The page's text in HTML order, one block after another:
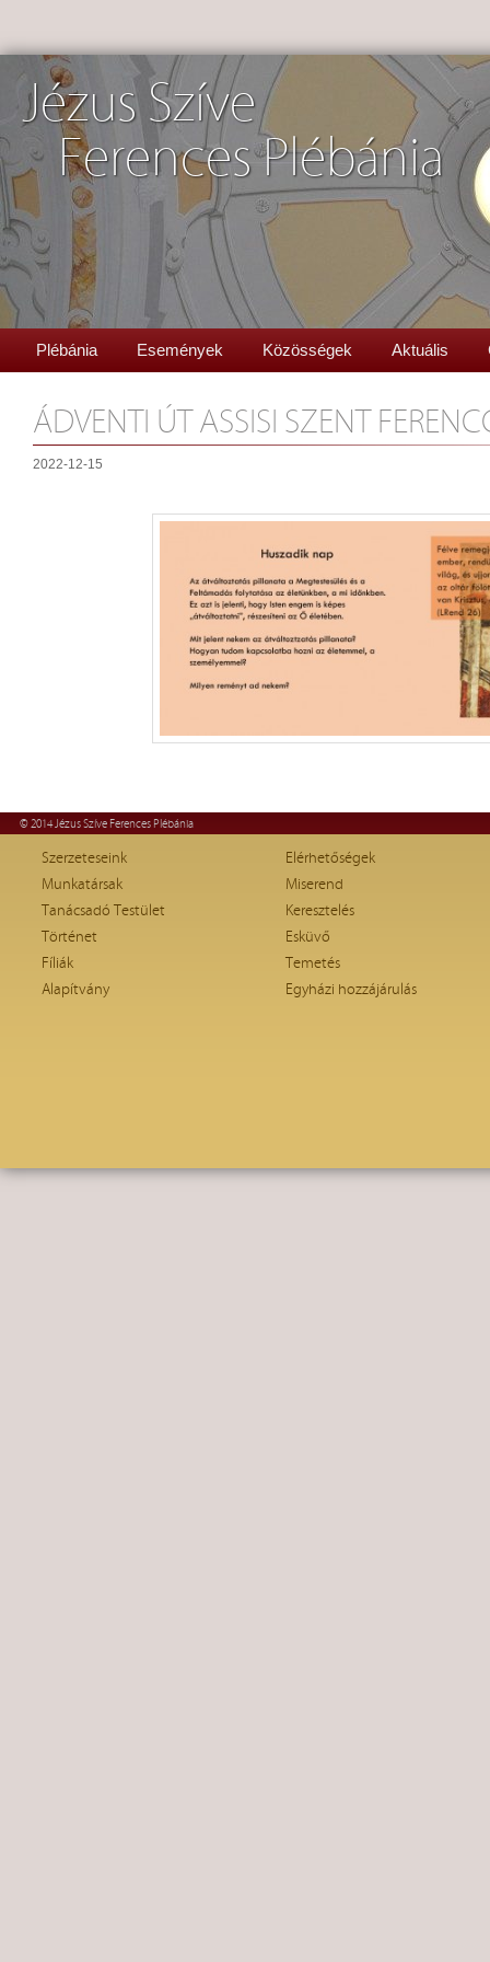
Jézus Szíve
Ferences Plébánia
Plébánia Események Közösségek Aktuális
ÁDVENTI ÚT ASSISI SZENT
2022-12-15
© 2014 Jézus Szíve Ferences Plébánia
Szerzeteseink
Munkatársak
Tanácsadó Testület
Történet
Fíliák
Alapítvány
Elérhetőségek
Miserend
Keresztelés
Esküvő
Temetés
Egyházi hozzájárulás